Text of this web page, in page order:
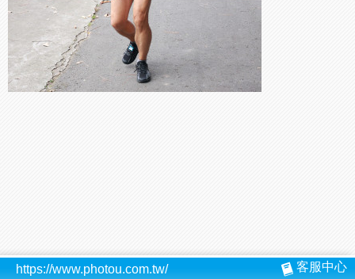
https://www.photou.com.tw/ 客服中心